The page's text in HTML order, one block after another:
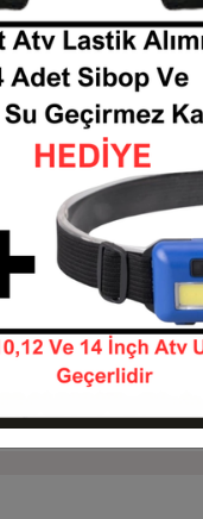
Sepete Ekle
WS733 Atv
1687--WS733
Sepete Ekle